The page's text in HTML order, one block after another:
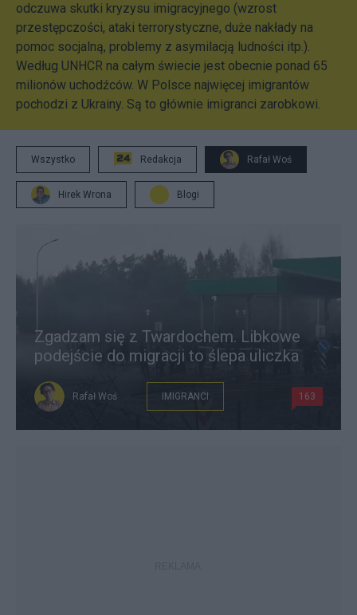
odczuwa skutki kryzysu imigracyjnego (wzrost
przestępczości, ataki terrorystyczne, duże nakłady na
pomoc socjalną, problemy z asymilacją ludności itp.).
Według UNHCR na całym świecie jest obecnie ponad 65
milionów uchodźców. W Polsce najwięcej imigrantów
pochodzi z Ukrainy. Są to głównie imigranci zarobkowi.
Wszystko Redakcja Rafał Woś
Hirek Wrona Blogi
Zgadzam się z Twardochem. Libkowe
podejście do migracji to ślepa uliczka
Rafał Woś IMIGRANCI 163